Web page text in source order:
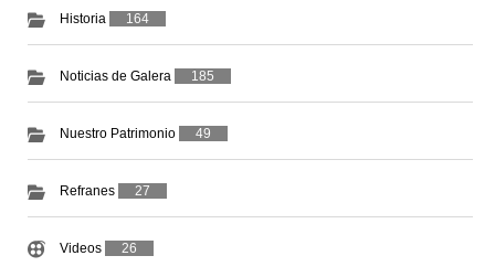
Historia 164
Noticias de Galera 185
Nuestro Patrimonio 49
Refranes 27
Videos 26